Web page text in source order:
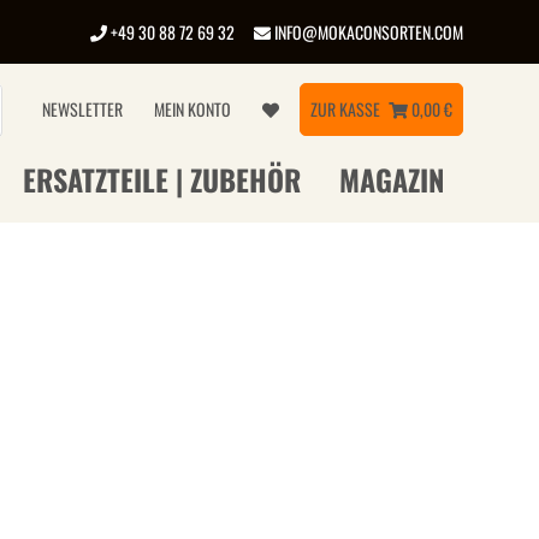
+49 30 88 72 69 32 INFO@MOKACONSORTEN.COM
NEWSLETTER MEIN KONTO ZUR KASSE 0,00 €
ERSATZTEILE | ZUBEHÖR MAGAZIN